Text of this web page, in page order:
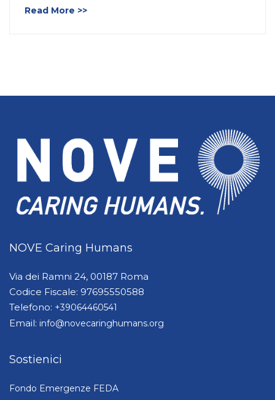
Read More >>
NOVE Caring Humans
Via dei Ramni 24, 00187 Roma
Codice Fiscale: 97695550588
Telefono: +39064460541
Email: info@novecaringhumans.org
Sostienici
Fondo Emergenze FEDA